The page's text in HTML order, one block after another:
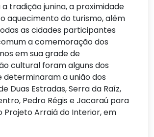
tradição junina, a proximidade
aquecimento do turismo, além
as cidades participantes
a comemoração dos
em sua grade de
cultural foram alguns dos
determinaram a união dos
Duas Estradas, Serra da Raíz,
Pedro Régis e Jacaraú para
Projeto Arraiá do Interior, em